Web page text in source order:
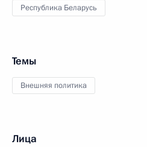
Республика Беларусь
Темы
Внешняя политика
Лица